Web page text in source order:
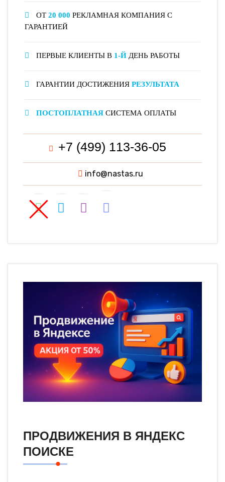
ОТ 20 000 РЕКЛАМНАЯ КОМПАНИЯ С
ГАРАНТИЕЙ
ПЕРВЫЕ КЛИЕНТЫ В 1-Й ДЕНЬ РАБОТЫ
ГАРАНТИИ ДОСТИЖЕНИЯ РЕЗУЛЬТАТА
ПОСТОПЛАТНАЯ СИСТЕМА ОПЛАТЫ
+7 (499) 113-36-05
info@nastas.ru
ПРОДВИЖЕНИЯ В ЯНДЕКС
ПОИСКЕ